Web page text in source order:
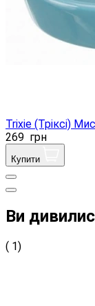
Trixie (Тріксі)
269 грн
Купити
Ви
( 1)